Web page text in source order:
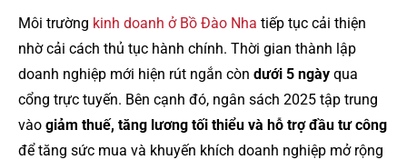
Môi trường kinh doanh ở Bồ Đào Nha tiếp tục cải thiện
nhờ cải cách thủ tục hành chính. Thời gian thành lập
doanh nghiệp mới hiện rút ngắn còn dưới 5 ngày qua
cổng trực tuyến. Bên cạnh đó, ngân sách 2025 tập trung
vào giảm thuế, tăng lương tối thiểu và hỗ trợ đầu tư công
để tăng sức mua và khuyến khích doanh nghiệp mở rộng